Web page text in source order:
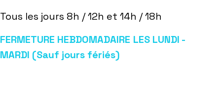
Tous les jours 8h / 12h et 14h / 18h
FERMETURE HEBDOMADAIRE LES LUNDI -
MARDI (Sauf jours fériés)